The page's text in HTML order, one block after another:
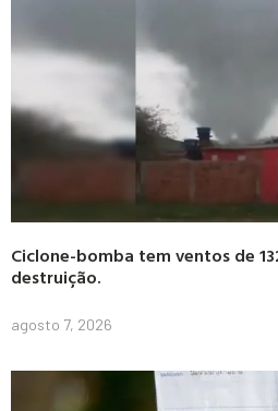
Ciclone-bomba tem ventos de
destruição.
agosto 7, 2026